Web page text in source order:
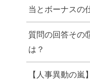
当とボーナスの
質問の回答その
は？
【人事異動の